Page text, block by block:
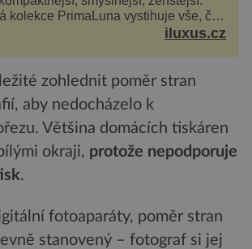
kolekce PrimaLuna vystihuje vše, čím
dnes a čím byla i před stoiluxus.cz
zohlednit poměr stran
aby nedocházelo k
Většina domácích tiskáren
okraji, protože nepodporuje
.
fotoaparáty, poměr stran
stanovený – fotograf si jej